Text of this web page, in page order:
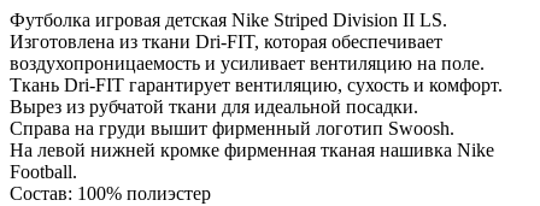
Футболка игровая детская Nike Striped Division II LS.
Изготовлена из ткани Dri-FIT, которая обеспечивает
воздухопроницаемость и усиливает вентиляцию на поле.
Ткань Dri-FIT гарантирует вентиляцию, сухость и комфорт.
Вырез из рубчатой ткани для идеальной посадки.
Справа на груди вышит фирменный логотип Swoosh.
На левой нижней кромке фирменная тканая нашивка Nike
Football.
Состав: 100% полиэстер